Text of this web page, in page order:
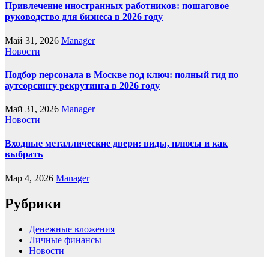
Привлечение иностранных работников: пошаговое
руководство для бизнеса в 2026 году
Май 31, 2026 Manager
Новости
Подбор персонала в Москве под ключ: полный гид по
аутсорсингу рекрутинга в 2026 году
Май 31, 2026 Manager
Новости
Входные металлические двери: виды, плюсы и как
выбрать
Мар 4, 2026 Manager
Рубрики
Денежные вложения
Личные финансы
Новости